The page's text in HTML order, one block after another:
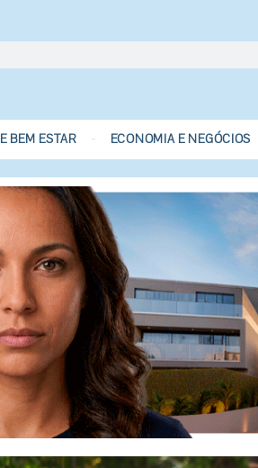
BEM ESTAR ECONOMIA E NEGÓCIOS